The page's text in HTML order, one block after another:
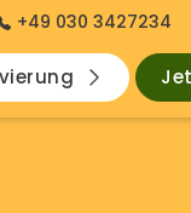
+49 030 3427234